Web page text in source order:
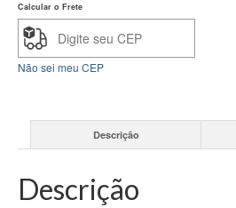
Calcular o Frete
Não sei meu CEP
Descrição
Descrição